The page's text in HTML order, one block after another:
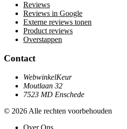
Reviews
Reviews in Google
Externe reviews tonen
Product reviews
Overstappen
Contact
WebwinkelKeur
Moutlaan 32
7523 MD Enschede
© 2026 Alle rechten voorbehouden
Over Ons